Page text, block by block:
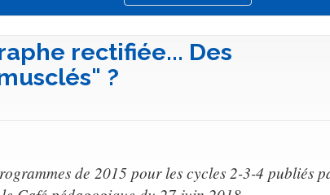
rectifiée... Des
?
de 2015 pour les cycles 2-3-4 publiés